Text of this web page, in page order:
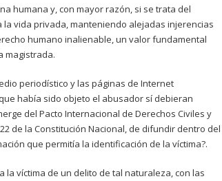
humana y, con mayor razón, si se trata del
vida privada, manteniendo alejadas injerencias
humano inalienable, un valor fundamental
magistrada.
periodístico y las páginas de Internet
había sido objeto el abusador sí debieran
del Pacto Internacional de Derechos Civiles y
de la Constitución Nacional, de difundir dentro del
que permitía la identificación de la víctima?.
víctima de un delito de tal naturaleza, con las